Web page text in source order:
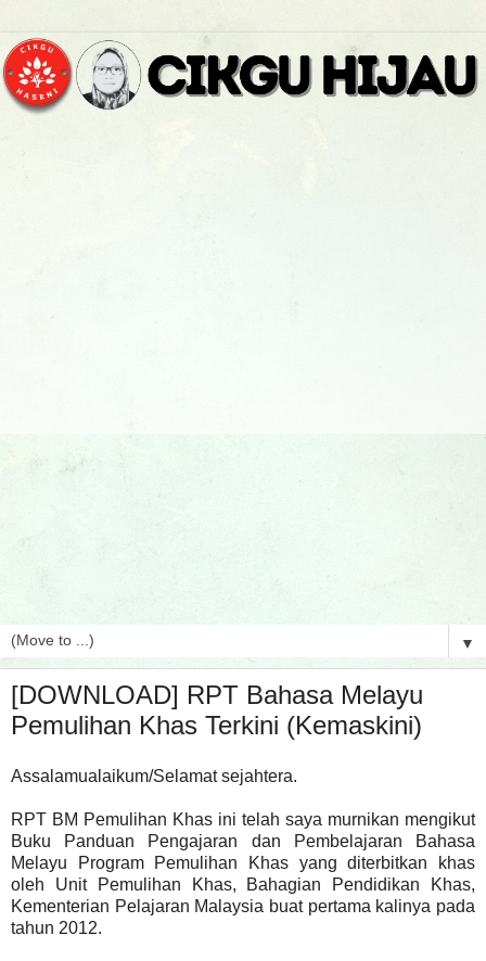
▼
[DOWNLOAD] RPT Bahasa Melayu
Pemulihan Khas Terkini (Kemaskini)
Assalamualaikum/Selamat sejahtera.
RPT BM Pemulihan Khas ini telah saya murnikan mengikut
Buku Panduan Pengajaran dan Pembelajaran Bahasa
Melayu Program Pemulihan Khas yang diterbitkan khas
oleh Unit Pemulihan Khas, Bahagian Pendidikan Khas,
Kementerian Pelajaran Malaysia buat pertama kalinya pada
tahun 2012.